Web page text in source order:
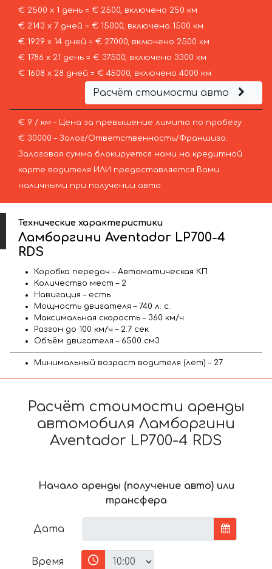
€ 2500 х 1 день = € 2500, включено 250 км
€ 2143 х 7 дней = € 15000, включено 1500 км
€ 1929 х 14 дней = € 27000, включено 2500 км
€ 1786 х 21 день = € 37500, включено 3300 км
€ 1608 х 28 дней = € 45000, включено 4000 км
Расчёт стоимости авто
€ 9 / км – Цена за превышение лимита по пробегу
€ 30000 – Залог/Ответственность/Франшиза.
Залоговая сумма блокируется нами на кредитной
карте водителя ИЛИ предоставляется Вами
наличными при получении авто.
Технические характеристики
Ламборгини Aventador LP700-4
RDS
Коробка передач – Автоматическая КП
Количество мест – 2
Навигация – есть
Мощность двигателя – 740 л. с.
Максимальная скорость – 360 км/ч
Разгон до 100 км/ч – 2.7 сек
Объём двигателя – 6500 см3
Минимальный возраст водителя (лет) – 27
Расчёт стоимости аренды
автомобиля Ламборгини
Aventador LP700-4 RDS
Начало аренды (получение авто) или
трансфера
Дата
Время